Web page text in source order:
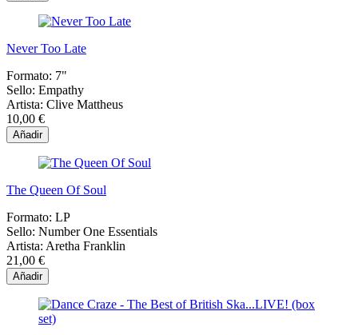
Never Too Late
Formato: 7"
Sello: Empathy
Artista: Clive Mattheus
10,00 €
Añadir
The Queen Of Soul
Formato: LP
Sello: Number One Essentials
Artista: Aretha Franklin
21,00 €
Añadir